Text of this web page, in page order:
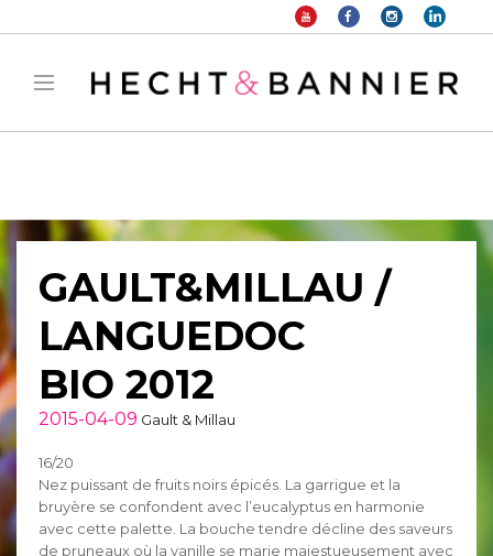
: filter_var() expects parameter 2 to be long, string given in
manager/public/frontend.phpon line 1149
GAULT&MILLAU /
LANGUEDOC
BIO 2012
2015-04-09 Gault & Millau
16/20
Nez puissant de fruits noirs épicés. La garrigue et la
bruyère se confondent avec l’eucalyptus en harmonie
avec cette palette. La bouche tendre décline des saveurs
de pruneaux où la vanille se marie majestueusement avec